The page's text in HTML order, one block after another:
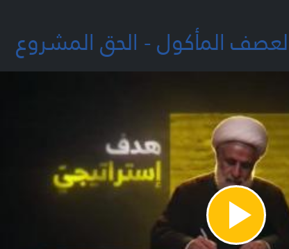
المأكول - الحق المشروع
Play
Video